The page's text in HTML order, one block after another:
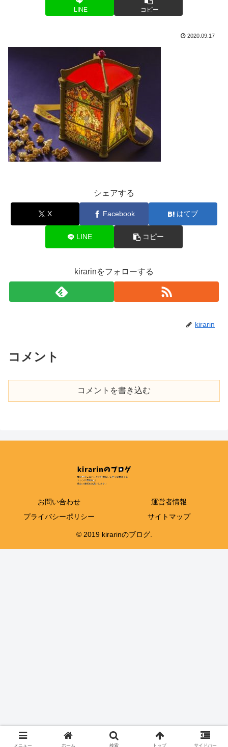
LINE コピー
2020.09.17
シェアする
X Facebook はてブ
LINE コピー
kirarinをフォローする
kirarin
コメント
コメントを書き込む
お問い合わせ
運営者情報
プライバシーポリシー
サイトマップ
© 2019 kirarinのブログ.
メニュー ホーム 検索 トップ サイドバー